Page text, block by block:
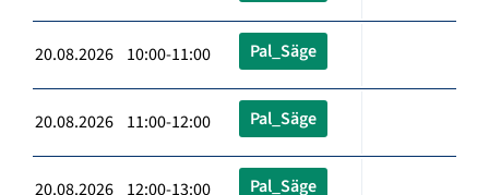
20.08.2026 10:00-11:00 Pal_Säge
20.08.2026 11:00-12:00 Pal_Säge
20.08.2026 12:00-13:00 Pal_Säge